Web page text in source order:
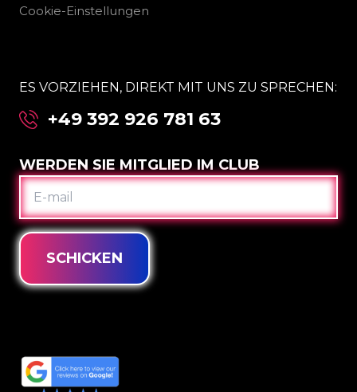
Cookie-Einstellungen
ES VORZIEHEN, DIREKT MIT UNS ZU SPRECHEN:
+49 392 926 781 63
WERDEN SIE MITGLIED IM CLUB
E-
MAIL
SCHICKEN